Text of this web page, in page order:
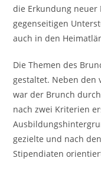
die Erkundung
gegenseitigen
auch in den
Die Themen des
gestaltet. Neben den
war der Brunch
nach zwei Kriterien
gezielte und nach
Stipendiaten